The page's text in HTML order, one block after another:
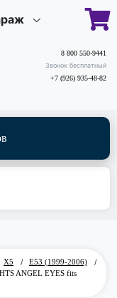
8 800 550-9441
Звонок бесплатный
+7 (926) 935-48-82
X5 / E53 (1999-2006)
/
ANGEL EYES fits